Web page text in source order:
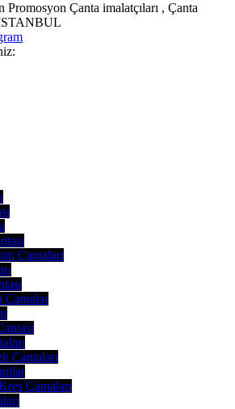
Çanta imalatçıları , Çanta
Çantaları
Çantalar
Çantaları
Çantaları